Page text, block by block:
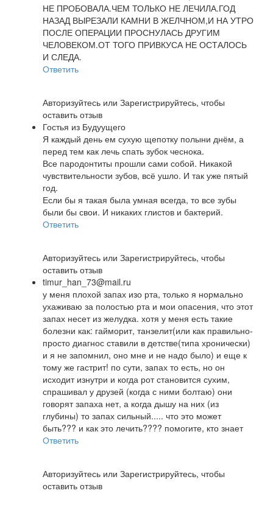
НЕ ПРОБОВАЛА.ЧЕМ ТОЛЬКО НЕ ЛЕЧИЛА.ГОД
НАЗАД ВЫРЕЗАЛИ КАМНИ В ЖЕЛЧНОМ,И НА УТРО
ПОСЛЕ ОПЕРАЦИИ ПРОСНУЛАСЬ ДРУГИМ
ЧЕЛОВЕКОМ.ОТ ТОГО ПРИВКУСА НЕ ОСТАЛОСЬ
И СЛЕДА.
Ответить
Авторизуйтесь или Зарегистрируйтесь, чтобы
оставить отзыв
Гостья из Будуущего
Я каждый день ем сухую щепотку полыни днём, а
перед тем как лечь спать зубок чеснока.
Все пародонтиты прошли сами собой. Никакой
чувствительности зубов, всё ушло. И так уже пятый
год.
Если бы я такая была умная всегда, то все зубы
были бы свои. И никаких глистов и бактерий.
Ответить
Авторизуйтесь или Зарегистрируйтесь, чтобы
оставить отзыв
timur_han_73@mail.ru
у меня плохой запах изо рта, только я нормально
ухаживаю за полостью рта и мои опасения, что этот
запах несет из желудка. хотя у меня есть такие
болезни как: гайморит, танзелит(или как правильно-
просто диагнос ставили в детстве(типа хронически)
и я не запомнил, оно мне и не надо было) и еще к
тому же гастрит! по сути, запах то есть, но он
исходит изнутри и когда рот становится сухим,
спрашивал у друзей (когда с ними болтаю) они
говорят запаха нет, а когда дышу на них (из
глубины) то запах сильный..... что это может
быть??? и как это лечить???? помогите, кто знает
Ответить
Авторизуйтесь или Зарегистрируйтесь, чтобы
оставить отзыв